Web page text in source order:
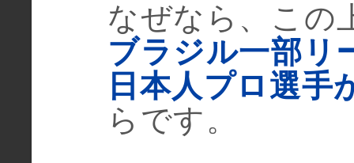
なぜなら、この
ブラジル一部リ
日本人プロ選手
らです。